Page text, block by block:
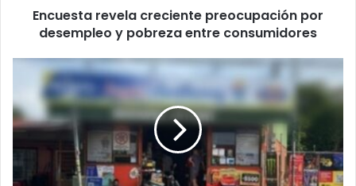
consumidores
Encuesta revela creciente preocupación por
desempleo y pobreza entre consumidores
supermercado
que
se
utilizaba
para
vender